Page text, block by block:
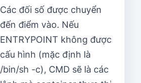
Các đối số được chuyển
đến điểm vào. Nếu
ENTRYPOINT không được
cấu hình (mặc định là
/bin/sh -c), CMD sẽ là các